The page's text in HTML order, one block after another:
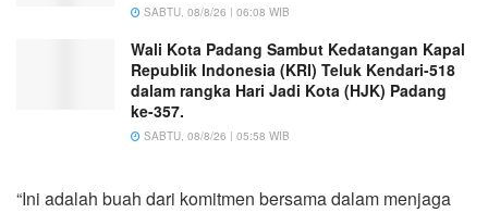
SABTU, 08/8/26 | 06:08 WIB
Wali Kota Padang Sambut Kedatangan Kapal
Republik Indonesia (KRI) Teluk Kendari-518
dalam rangka Hari Jadi Kota (HJK) Padang
ke-357.
SABTU, 08/8/26 | 05:58 WIB
“Ini adalah buah dari komitmen bersama dalam menjaga